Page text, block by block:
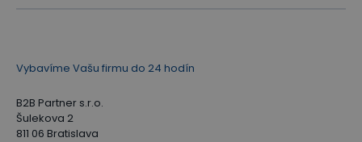
Vybavíme Vašu firmu do 24 hodín
B2B Partner s.r.o.
Šulekova 2
811 06 Bratislava